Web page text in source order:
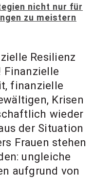
nicht nur für
zu meistern
Resilienz
Finanzielle
finanzielle
Krisen
wieder
der Situation
Frauen stehen
ungleiche
aufgrund von